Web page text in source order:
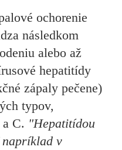
ochorenie
následkom
alebo až
hepatitídy
zápaly pečene)
typov,
C. "Hepatitídou
napríklad v